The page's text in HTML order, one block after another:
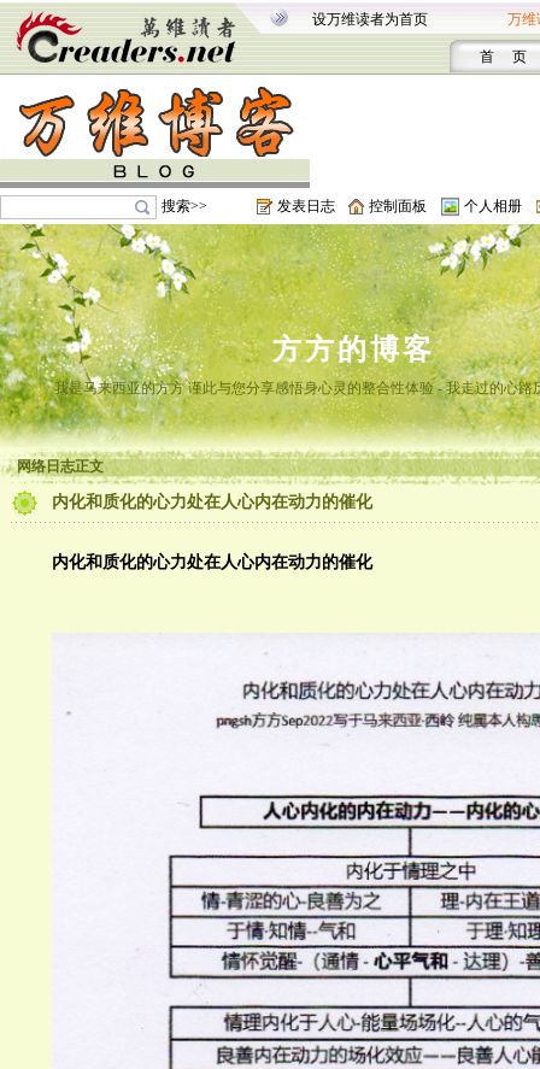
设万维读者为首页 万维
首 页
搜索>> 发表日志 控制面板 个人相册
方方的博客
我是马来西亚的方方 谨此与您分享感悟身心灵的整合性体验 - 我走过的心路
网络日志正文
内化和质化的心力处在人心内在动力的催化
内化和质化的心力处在人心内在动力的催化